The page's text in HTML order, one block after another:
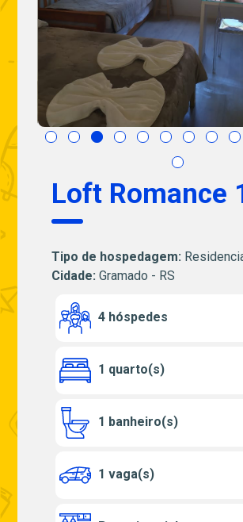
Loft Romance
Tipo de hospedagem:
Cidade: Gramado - RS
4 hóspedes
1 quarto(s)
1 banheiro(s)
1 vaga(s)